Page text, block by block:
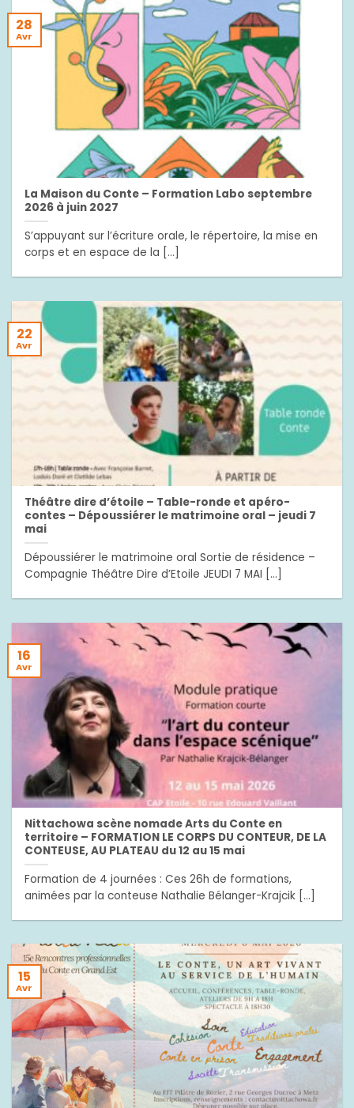
La Maison du Conte – Formation Labo septembre
2026 à juin 2027
S’appuyant sur l’écriture orale, le répertoire, la mise en
corps et en espace de la [...]
28
Avr
Théâtre dire d’étoile – Table-ronde et apéro-
contes – Dépoussiérer le matrimoine oral – jeudi 7
mai
Dépoussiérer le matrimoine oral Sortie de résidence –
Compagnie Théâtre Dire d’Etoile JEUDI 7 MAI [...]
22
Avr
Nittachowa scène nomade Arts du Conte en
territoire – FORMATION LE CORPS DU CONTEUR, DE LA
CONTEUSE, AU PLATEAU du 12 au 15 mai
Formation de 4 journées : Ces 26h de formations,
animées par la conteuse Nathalie Bélanger-Krajcik [...]
16
Avr
15
Avr